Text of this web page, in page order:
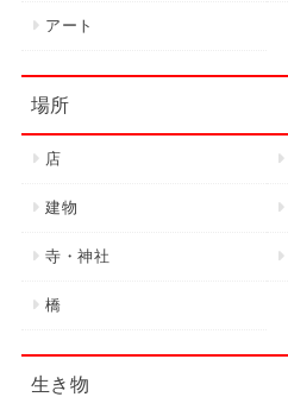
アート
場所
店
建物
寺・神社
橋
生き物